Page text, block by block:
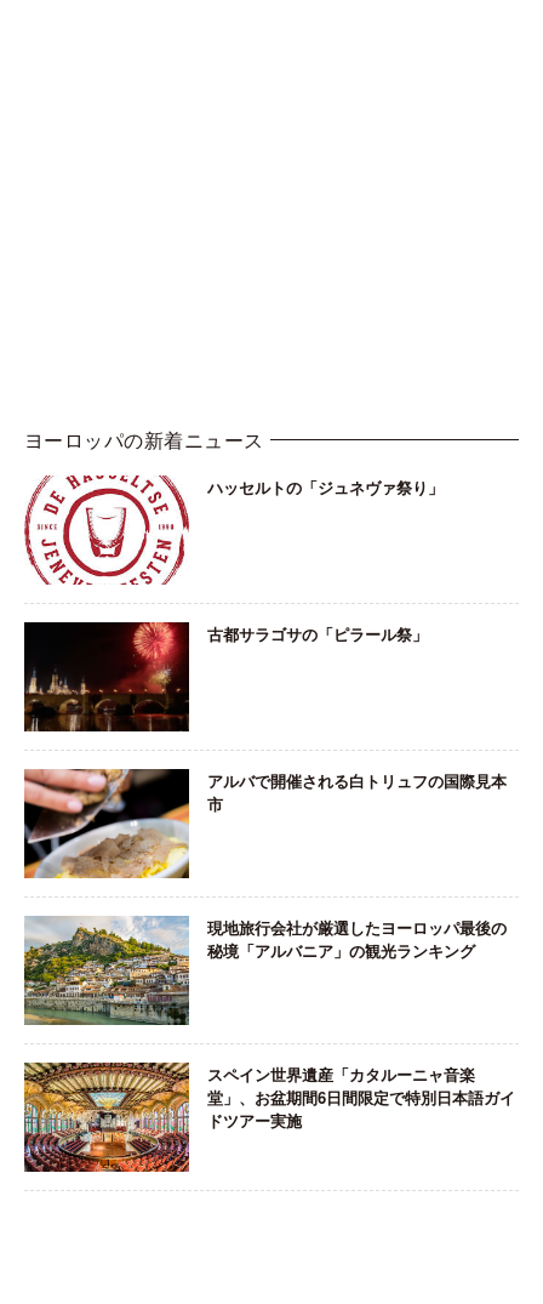
ヨーロッパの新着ニュース
ハッセルトの「ジュネヴァ祭り」
古都サラゴサの「ピラール祭」
アルバで開催される白トリュフの国際見本
市
現地旅行会社が厳選したヨーロッパ最後の
秘境「アルバニア」の観光ランキング
スペイン世界遺産「カタルーニャ音楽
堂」、お盆期間6日間限定で特別日本語ガイ
ドツアー実施